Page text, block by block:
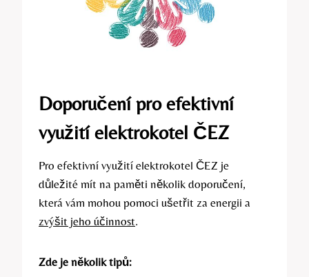
Doporučení‌ pro efektivní
využití elektrokotel ČEZ
Pro efektivní využití elektrokotel ČEZ⁤ je
důležité‌ mít ‌na paměti několik doporučení,‍
která vám mohou pomoci ušetřit za⁤ energii a
zvýšit jeho účinnost.
Zde je několik tipů: